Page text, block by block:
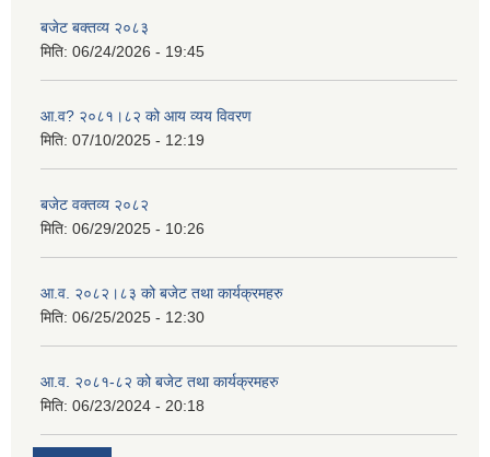
बजेट बक्तव्य २०८३
मिति: 06/24/2026 - 19:45
आ.व? २०८१।८२ को आय व्यय विवरण
मिति: 07/10/2025 - 12:19
बजेट वक्तव्य २०८२
मिति: 06/29/2025 - 10:26
आ.व. २०८२।८३ को बजेट तथा कार्यक्रमहरु
मिति: 06/25/2025 - 12:30
आ.व. २०८१-८२ को बजेट तथा कार्यक्रमहरु
मिति: 06/23/2024 - 20:18